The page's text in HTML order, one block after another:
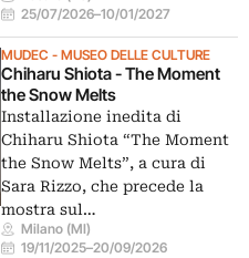
25/07/2026–10/01/2027
MUDEC - MUSEO DELLE CULTURE
Chiharu Shiota - The Moment
the Snow Melts
Installazione inedita di
Chiharu Shiota “The Moment
the Snow Melts”, a cura di
Sara Rizzo, che precede la
mostra sul…
Milano (MI)
19/11/2025–20/09/2026